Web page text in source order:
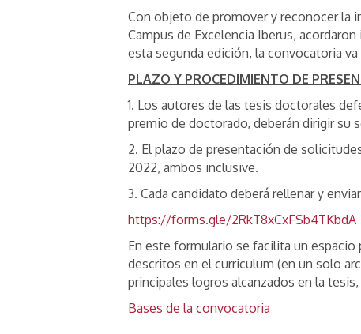
Con objeto de promover y reconocer la
Campus de Excelencia Iberus,
esta segunda edición, la convocatoria
PLAZO Y PROCEDIMIENTO DE
1. Los autores de las tesis doctorales
premio de doctorado, deberán dirigir su
2. El plazo de presentación de
2022, ambos inclusive.
3. Cada candidato deberá rellenar y
https://forms.gle/2RkT8xCxFSb4TKbdA
En este formulario se facilita un
descritos en el curriculum (en un solo
principales logros alcanzados en la
Bases de la convocatoria